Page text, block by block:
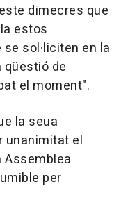
dimecres que
estos
sol·liciten en la
qüestió de
el moment".
la seua
unanimitat el
Assemblea
per